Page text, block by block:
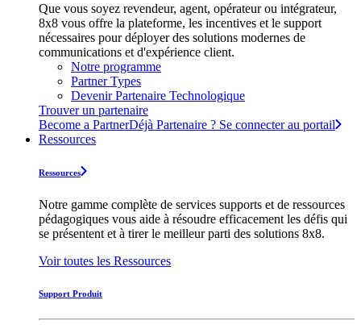
Que vous soyez revendeur, agent, opérateur ou intégrateur,
8x8 vous offre la plateforme, les incentives et le support
nécessaires pour déployer des solutions modernes de
communications et d'expérience client.
Notre programme
Partner Types
Devenir Partenaire Technologique
Trouver un partenaire
Become a PartnerDéjà Partenaire ? Se connecter au portail
Ressources
Ressources
Notre gamme complète de services supports et de ressources
pédagogiques vous aide à résoudre efficacement les défis qui
se présentent et à tirer le meilleur parti des solutions 8x8.
Voir toutes les Ressources
Support Produit